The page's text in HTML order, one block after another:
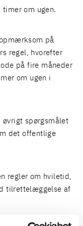
om ugen.
på
regel, hvorefter
på fire måneder
om ugen i
spørgsmålet
det offentlige
regler om hviletid,
tilrettelæggelse af